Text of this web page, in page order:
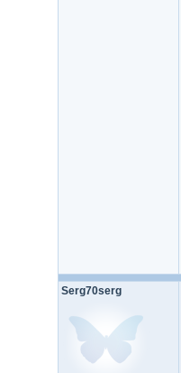
Serg70serg